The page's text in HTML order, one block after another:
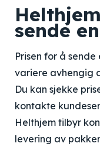
sende
Prisen for å
variere avhengig
Du kan sjekke
kontakte
Helthjem tilbyr
levering av